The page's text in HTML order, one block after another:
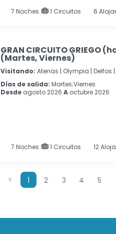
7 Noches 1 Circuitos 6
GRAN CIRCUITO GRIEGO
(Martes, Viernes)
Visitando: Atenas | Olympia | Delfos |
Días de salida: Martes;Viernes
Desde agosto 2026 A octubre 2026
7 Noches 1 Circuitos 12
1 2 3 4 5